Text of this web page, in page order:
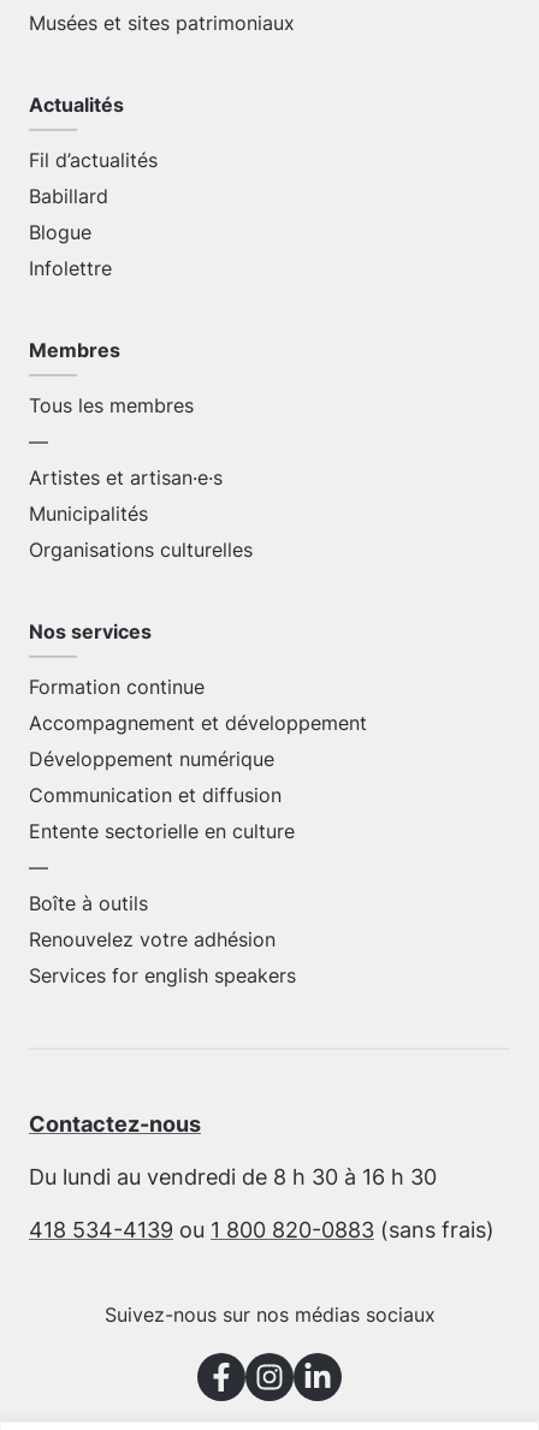
Musées et sites patrimoniaux
Actualités
Fil d’actualités
Babillard
Blogue
Infolettre
Membres
Tous les membres
—
Artistes et artisan·e·s
Municipalités
Organisations culturelles
Nos services
Formation continue
Accompagnement et développement
Développement numérique
Communication et diffusion
Entente sectorielle en culture
—
Boîte à outils
Renouvelez votre adhésion
Services for english speakers
Contactez-nous
Du lundi au vendredi de 8 h 30 à 16 h 30
418 534-4139 ou 1 800 820-0883 (sans frais)
Suivez-nous sur nos médias sociaux